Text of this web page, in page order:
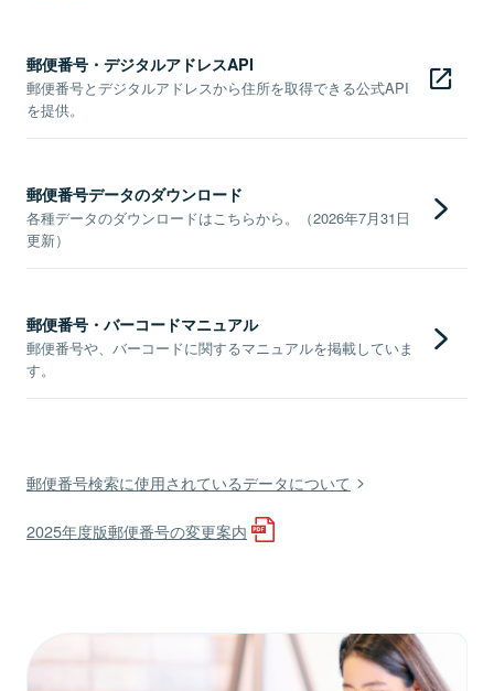
郵便番号・デジタルアドレスAPI
郵便番号とデジタルアドレスから住所を取得できる公式API
を提供。
郵便番号データのダウンロード
各種データのダウンロードはこちらから。（2026年7月31日
更新）
郵便番号・バーコードマニュアル
郵便番号や、バーコードに関するマニュアルを掲載していま
す。
郵便番号検索に使用されているデータについて
2025年度版郵便番号の変更案内